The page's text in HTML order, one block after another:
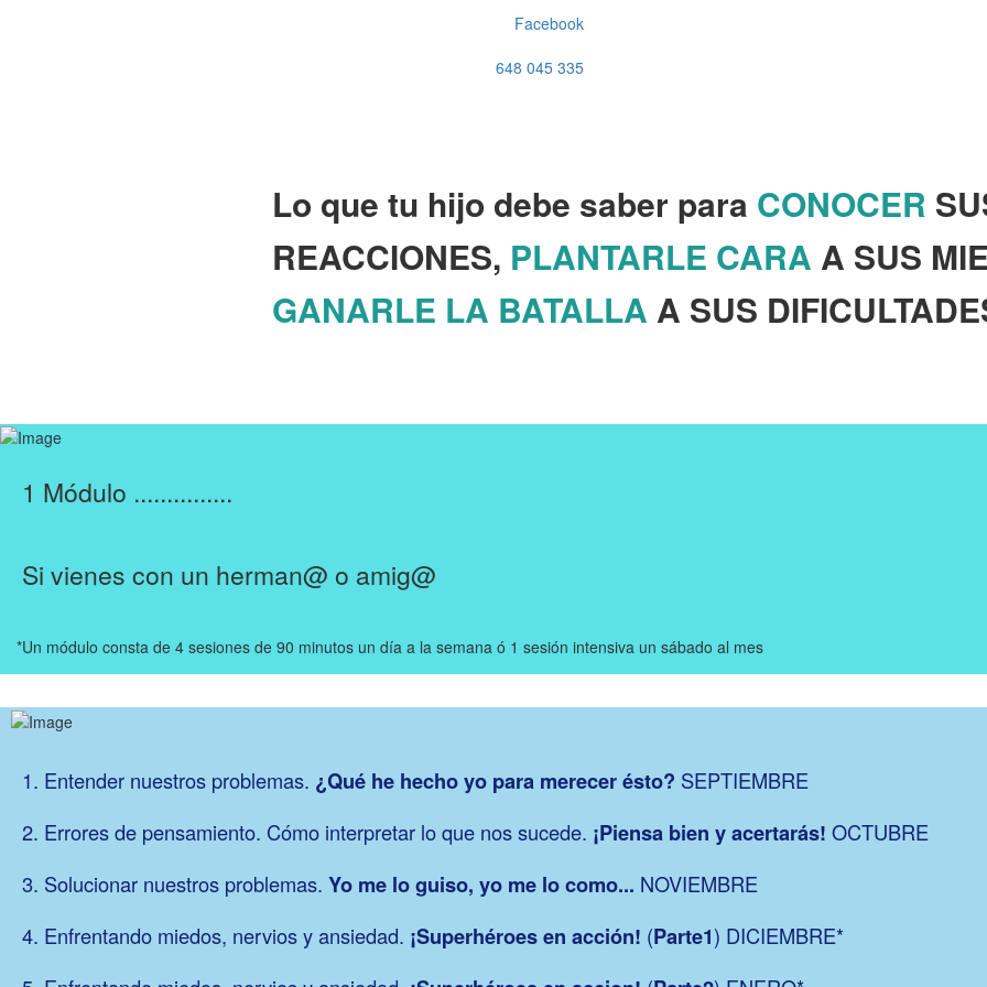
Facebook
648 045 335
Lo que tu hijo debe saber para CONOCER
REACCIONES, PLANTARLE CARA A SUS
GANARLE LA BATALLA A SUS
1 Módulo ...............
Si vienes con un herman@ o amig@
*Un módulo consta de 4 sesiones de 90 minutos un día a la semana ó 1 sesión intensiva un sábado al mes
1. Entender nuestros problemas. ¿Qué he hecho yo para merecer ésto? SEPTIEMBRE
2. Errores de pensamiento. Cómo interpretar lo que nos sucede. ¡Piensa bien y acertarás! OCTUBRE
3. Solucionar nuestros problemas. Yo me lo guiso, yo me lo como... NOVIEMBRE
4. Enfrentando miedos, nervios y ansiedad. ¡Superhéroes en acción! (Parte1) DICIEMBRE*